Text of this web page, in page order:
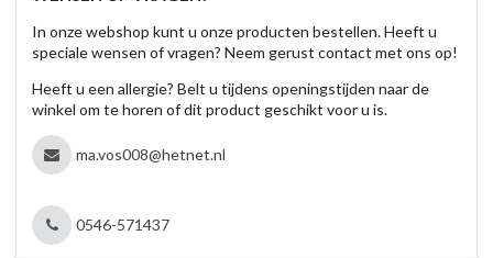
In onze webshop kunt u onze producten bestellen. Heeft u
speciale wensen of vragen? Neem gerust contact met ons op!
Heeft u een allergie? Belt u tijdens openingstijden naar de
winkel om te horen of dit product geschikt voor u is.
ma.vos008@hetnet.nl
0546-571437